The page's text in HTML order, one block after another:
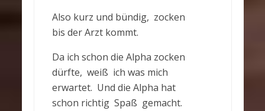
Also kurz und bündig, zocken
bis der Arzt kommt.
Da ich schon die Alpha zocken
dürfte, weiß ich was mich
erwartet. Und die Alpha hat
schon richtig Spaß gemacht.